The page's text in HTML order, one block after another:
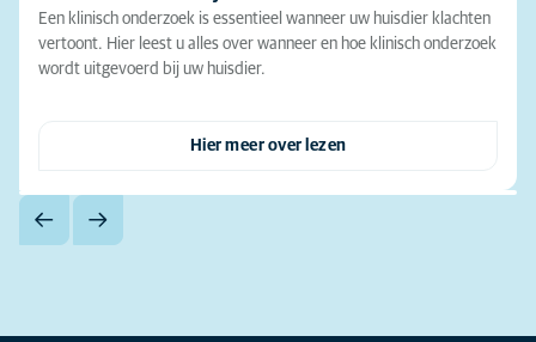
Een klinisch onderzoek is essentieel wanneer uw huisdier klachten
vertoont. Hier leest u alles over wanneer en hoe klinisch onderzoek
wordt uitgevoerd bij uw huisdier.
Hier meer over lezen